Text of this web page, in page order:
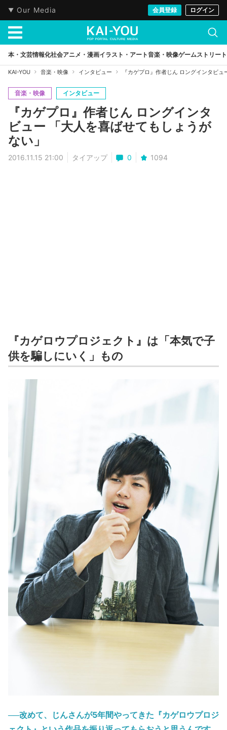
Our Media 会員登録 ログイン
本・文芸情報化社会アニメ・漫画イラスト・アート音楽・映像ゲームストリート
KAI-YOU 音楽・映像 インタビュー 『カゲプロ』作者じん ロングインタビ
音楽・映像 インタビュー
『カゲプロ』作者じん ロングインタ
ビュー 「大人を喜ばせてもしょうが
ない」
2016.11.15 21:00 タイアップ 0 1094
『カゲロウプロジェクト』は「本気で子
供を騙しにいく」もの
──改めて、じんさんが5年間やってきた『カゲロウプロジ